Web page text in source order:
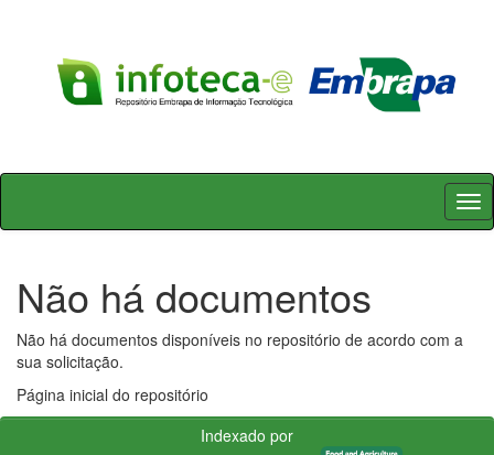
Skip
Não há documentos
Não há documentos disponíveis no repositório de acordo com a
sua solicitação.
Página inicial do repositório
Indexado por